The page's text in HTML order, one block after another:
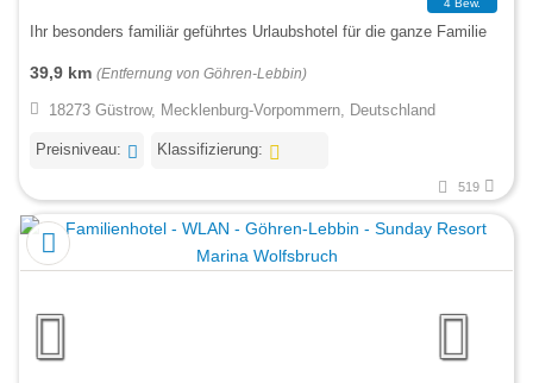
4 Bew.
Ihr besonders familiär geführtes Urlaubshotel für die ganze Familie
39,9 km (Entfernung von Göhren-Lebbin)
18273 Güstrow, Mecklenburg-Vorpommern, Deutschland
Preisniveau: Klassifizierung:
519